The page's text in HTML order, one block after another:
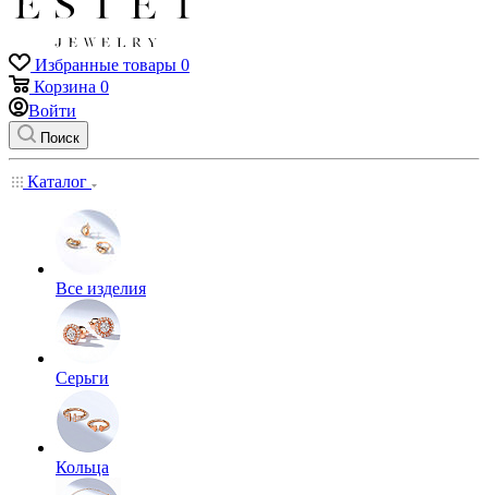
Избранные товары 0
Корзина 0
Войти
Поиск
Каталог
Все изделия
Серьги
Кольца